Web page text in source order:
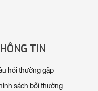
TIN
hỏi thường gặp
sách bồi thường